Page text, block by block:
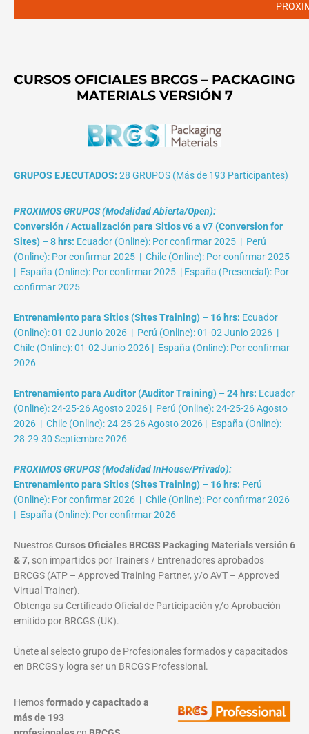
CURSOS OFICIALES BRCGS – PACKAGING
MATERIALS VERSIÓN 7
GRUPOS EJECUTADOS: 28 GRUPOS (Más de 193 Participantes)
PROXIMOS GRUPOS (Modalidad Abierta/Open):
Conversión / Actualización para Sitios v6 a v7 (Conversion for
Sites) – 8 hrs: Ecuador (Online): Por confirmar 2025 | Perú
(Online): Por confirmar 2025 | Chile (Online): Por confirmar 2025
| España (Online): Por confirmar 2025 | España (Presencial): Por
confirmar 2025
Entrenamiento para Sitios (Sites Training) – 16 hrs: Ecuador
(Online): 01-02 Junio 2026 | Perú (Online): 01-02 Junio 2026 |
Chile (Online): 01-02 Junio 2026 | España (Online): Por confirmar
2026
Entrenamiento para Auditor (Auditor Training) – 24 hrs: Ecuador
(Online): 24-25-26 Agosto 2026 | Perú (Online): 24-25-26 Agosto
2026 | Chile (Online): 24-25-26 Agosto 2026 | España (Online):
28-29-30 Septiembre 2026
PROXIMOS GRUPOS (Modalidad InHouse/Privado):
Entrenamiento para Sitios (Sites Training) – 16 hrs: Perú
(Online): Por confirmar 2026 | Chile (Online): Por confirmar 2026
| España (Online): Por confirmar 2026
NuestrosCursos Oficiales BRCGS Packaging Materials versión 6
& 7, son impartidos por Trainers / Entrenadores aprobados
BRCGS (ATP – Approved Training Partner, y/o AVT – Approved
Virtual Trainer).
Obtenga su Certificado Oficial de Participación y/o Aprobación
emitido por BRCGS (UK).
Únete al selecto grupo de Profesionales formados y capacitados
en BRCGS y logra ser un BRCGS Professional.
Hemosformado y capacitado a
más de 193